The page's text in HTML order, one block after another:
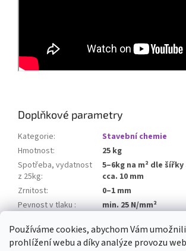
Používáme cookies, abychom Vám
prohlížení webu a díky analýze provozu
Doplňkové parametry
Kategorie:
Stavební chemie
Hmotnost:
25 kg
Spotřeba, vydatnost
z 25kg:
5–6kg na m² dle
cca. 10 mm
Zrnitost:
0–1 mm
Pevnost v tlaku:
min. 25 N/mm²